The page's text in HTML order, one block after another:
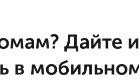
Дайте
в